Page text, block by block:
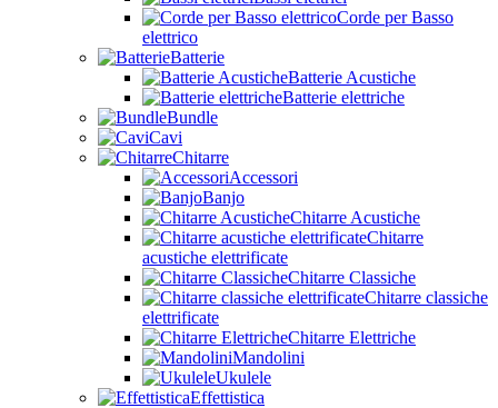
Corde per Basso
elettrico
Batterie
Batterie Acustiche
Batterie elettriche
Bundle
Cavi
Chitarre
Accessori
Banjo
Chitarre Acustiche
Chitarre
acustiche elettrificate
Chitarre Classiche
Chitarre classiche
elettrificate
Chitarre Elettriche
Mandolini
Ukulele
Effettistica